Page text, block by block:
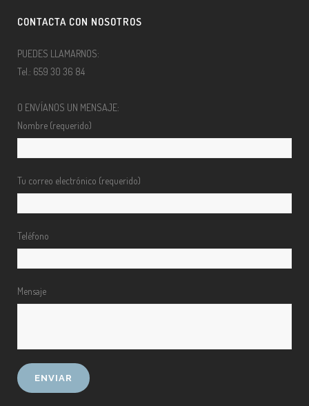
CONTACTA CON NOSOTROS
PUEDES LLAMARNOS:
Tel.: 659 30 36 84
O ENVÍANOS UN MENSAJE:
Nombre (requerido)
Tu correo electrónico (requerido)
Teléfono
Mensaje